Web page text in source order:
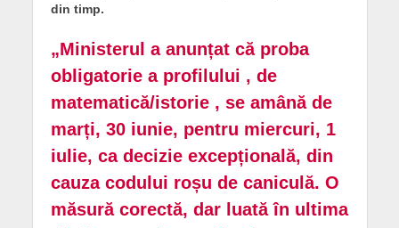
din timp.
„Ministerul a anunțat că proba
obligatorie a profilului , de
matematică/istorie , se amână de
marți, 30 iunie, pentru miercuri, 1
iulie, ca decizie excepțională, din
cauza codului roșu de caniculă. O
măsură corectă, dar luată în ultima